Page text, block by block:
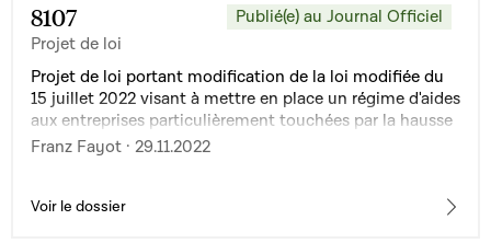
8107
Projet de loi
Publié(e) au Journal Officiel
Projet de loi portant modification de la loi modifiée du
15 juillet 2022 visant à mettre en place un régime d'aides
aux entreprises particulièrement touchées par la hausse
des prix de l'énergie causée par l'agression de la Russie
Franz Fayot · 29.11.2022
Voir le dossier